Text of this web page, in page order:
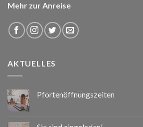
Mehr zur Anreise
AKTUELLES
Pfortenöffnungszeiten